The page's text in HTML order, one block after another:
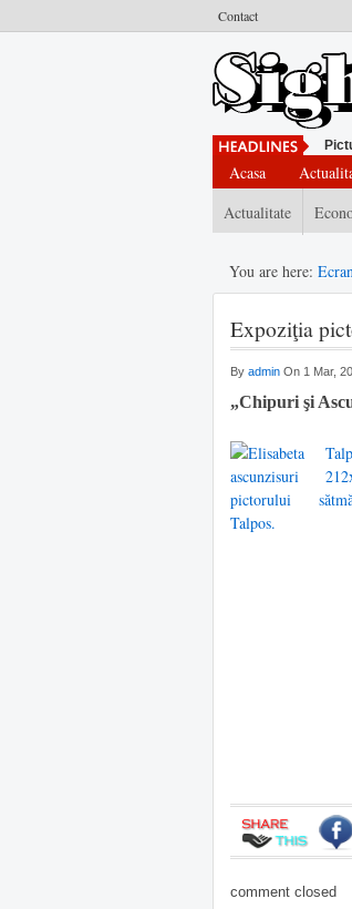
Contact
Acasa
Actualitate
You are here:
Expoziţia
By admin On 1 Mar,
„Chipuri şi
comment closed